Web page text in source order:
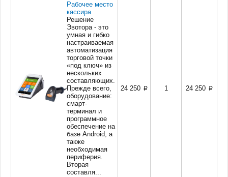
Рабочее место
кассира
Решение
Эвотора - это
умная и гибко
настраиваемая
автоматизация
торговой точки
«под ключ» из
нескольких
составляющих.
Прежде всего,
оборудование:
смарт-
терминал и
программное
обеспечение на
базе Android, а
также
необходимая
периферия.
Вторая
составля...
24 250 p 1 24 250 p